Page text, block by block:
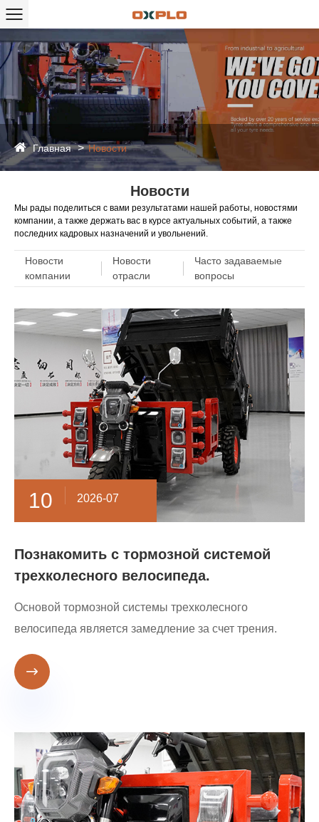
Главная Новости
Новости
Мы рады поделиться с вами результатами нашей работы, новостями
компании, а также держать вас в курсе актуальных событий, а также
последних кадровых назначений и увольнений.
Новости
компании
Новости
отрасли
Часто задаваемые
вопросы
10 2026-07
Познакомить с тормозной системой
трехколесного велосипеда.
Основой тормозной системы трехколесного
велосипеда является замедление за счет трения.
